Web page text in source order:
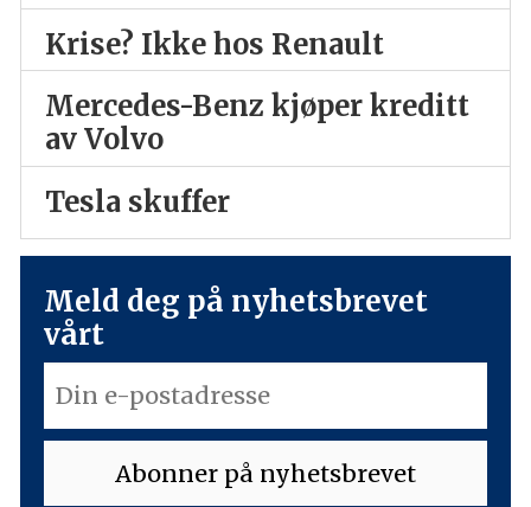
Krise? Ikke hos Renault
Mercedes-Benz kjøper kreditt
av Volvo
Tesla skuffer
Meld deg på nyhetsbrevet
vårt